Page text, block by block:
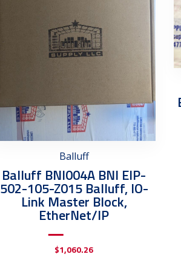
Balluff
Balluff BNI004A BNI EIP-
502-105-Z015 Balluff, IO-
Link Master Block,
EtherNet/IP
$1,060.26